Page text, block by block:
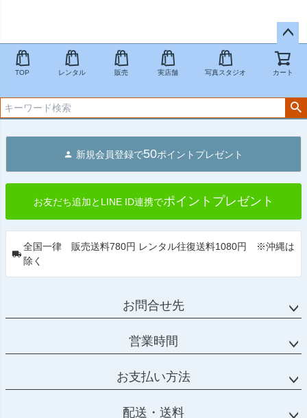
ペー
ジト
TOP レンタル 販売 実店舗 写真スタジオ カート
新規会員登録で50ポイントプレゼント
お友だち追加とLINE ID連携でポイントプレゼント
全国一律 販売送料780円 レンタル往復送料1080円 ※沖縄は
除く
お問合せ先
営業時間
お支払い方法
配送・送料